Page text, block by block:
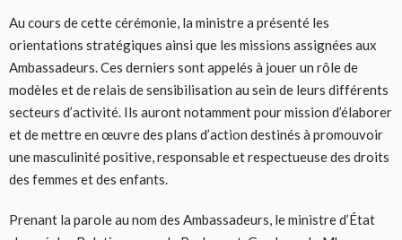
Au cours de cette cérémonie, la ministre a présenté les
orientations stratégiques ainsi que les missions assignées aux
Ambassadeurs. Ces derniers sont appelés à jouer un rôle de
modèles et de relais de sensibilisation au sein de leurs différents
secteurs d’activité. Ils auront notamment pour mission d’élaborer
et de mettre en œuvre des plans d’action destinés à promouvoir
une masculinité positive, responsable et respectueuse des droits
des femmes et des enfants.
Prenant la parole au nom des Ambassadeurs, le ministre d’État